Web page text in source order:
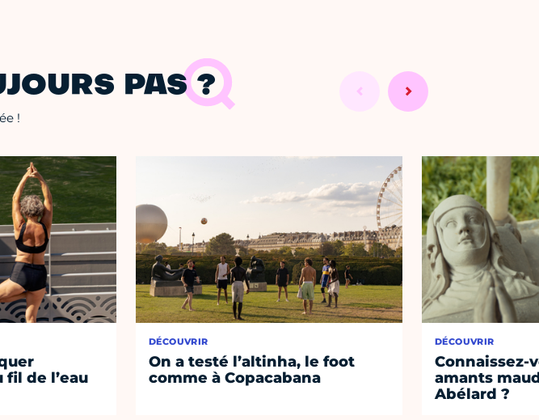
PAS ?
!
de l’eau
DÉCOUVRIR
On a testé l’altinha, le foot
comme à Copacabana
DÉCOUVRIR
Connaissez-
amants
Abélard ?